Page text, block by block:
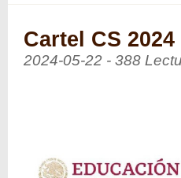
Cartel CS 2024
2024-05-22 - 388